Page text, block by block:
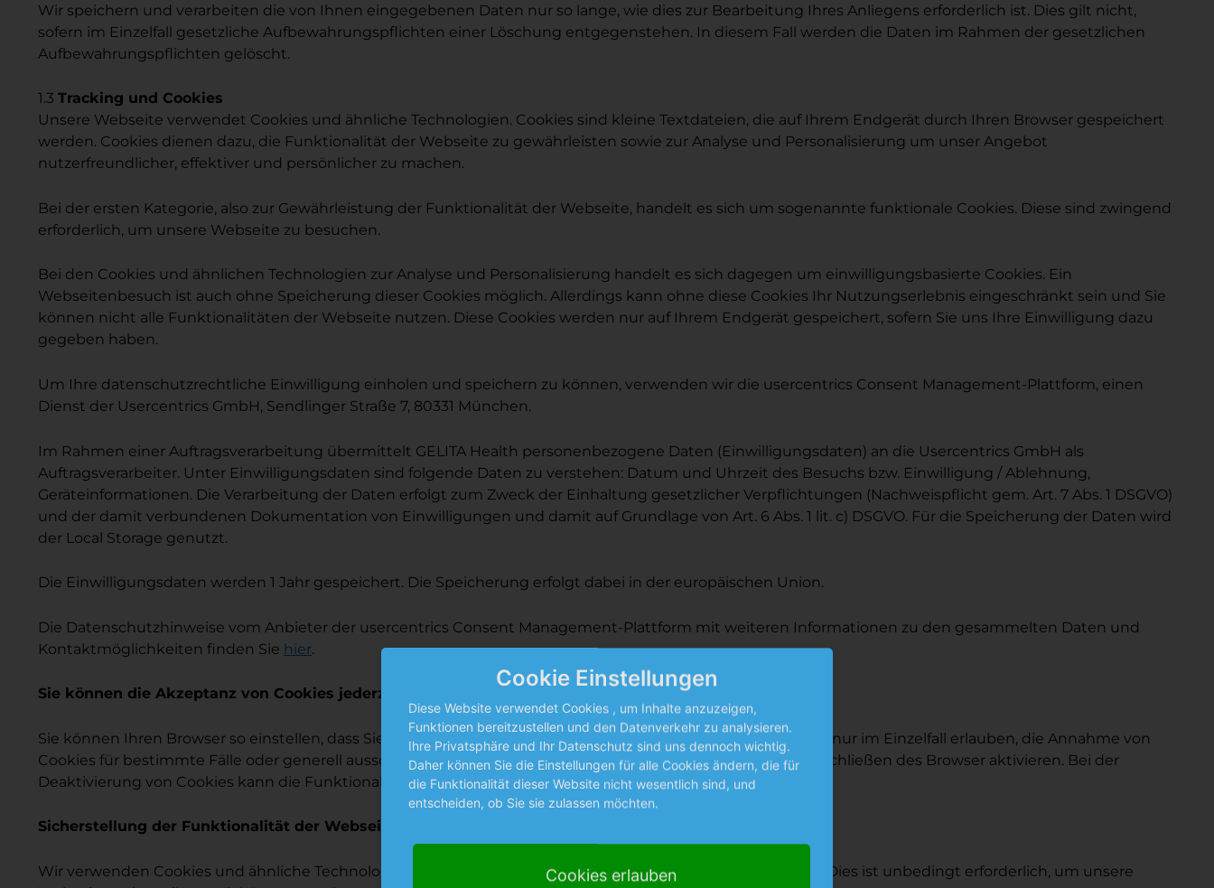
Wir speichern und verarbeiten die von Ihnen eingegebenen Daten nur so lange, wie dies zur Bearbeitung Ihres Anliegens erforderlich ist. Dies gilt nicht,
sofern im Einzelfall gesetzliche Aufbewahrungspflichten einer Löschung entgegenstehen. In diesem Fall werden die Daten im Rahmen der gesetzlichen
Aufbewahrungspflichten gelöscht.
1.3 Tracking und Cookies
Unsere Webseite verwendet Cookies und ähnliche Technologien. Cookies sind kleine Textdateien, die auf Ihrem Endgerät durch Ihren Browser gespeichert
werden. Cookies dienen dazu, die Funktionalität der Webseite zu gewährleisten sowie zur Analyse und Personalisierung um unser Angebot
nutzerfreundlicher, effektiver und persönlicher zu machen.
Bei der ersten Kategorie, also zur Gewährleistung der Funktionalität der Webseite, handelt es sich um sogenannte funktionale Cookies. Diese sind zwingend
erforderlich, um unsere Webseite zu besuchen.
Bei den Cookies und ähnlichen Technologien zur Analyse und Personalisierung handelt es sich dagegen um einwilligungsbasierte Cookies. Ein
Webseitenbesuch ist auch ohne Speicherung dieser Cookies möglich. Allerdings kann ohne diese Cookies Ihr Nutzungserlebnis eingeschränkt sein und Sie
können nicht alle Funktionalitäten der Webseite nutzen. Diese Cookies werden nur auf Ihrem Endgerät gespeichert, sofern Sie uns Ihre Einwilligung dazu
gegeben haben.
Um Ihre datenschutzrechtliche Einwilligung einholen und speichern zu können, verwenden wir die usercentrics Consent Management-Plattform, einen
Dienst der Usercentrics GmbH, Sendlinger Straße 7, 80331 München.
Im Rahmen einer Auftragsverarbeitung übermittelt GELITA Health personenbezogene Daten (Einwilligungsdaten) an die Usercentrics GmbH als
Auftragsverarbeiter. Unter Einwilligungsdaten sind folgende Daten zu verstehen: Datum und Uhrzeit des Besuchs bzw. Einwilligung / Ablehnung,
Geräteinformationen. Die Verarbeitung der Daten erfolgt zum Zweck der Einhaltung gesetzlicher Verpflichtungen (Nachweispflicht gem. Art. 7 Abs. 1 DSGVO)
und der damit verbundenen Dokumentation von Einwilligungen und damit auf Grundlage von Art. 6 Abs. 1 lit. c) DSGVO. Für die Speicherung der Daten wird
der Local Storage genutzt.
Die Einwilligungsdaten werden 1 Jahr gespeichert. Die Speicherung erfolgt dabei in der europäischen Union.
Die Datenschutzhinweise vom Anbieter der usercentrics Consent Management-Plattform mit weiteren Informationen zu den gesammelten Daten und
Kontaktmöglichkeiten finden Sie hier.
Sie können die Akzeptanz von Cookies jederzeit anpassen, indem Sie die Einstellungen
Sie können Ihren Browser so einstellen, dass Sie über das Setzen von Cookies informiert werden und Cookies nur im Einzelfall erlauben, die Annahme von
Cookies für bestimmte Fälle oder generell ausschließen sowie das automatische Löschen der Cookies beim Schließen des Browser aktivieren. Bei der
Deaktivierung von Cookies kann die Funktionalität dieser Webseite eingeschränkt sein.
Sicherstellung der Funktionalität der Webseite
Wir verwenden Cookies und ähnliche Technologien um die Funktionalität unserer Webseite sicherzustellen. Dies ist unbedingt erforderlich, um unsere
Cookie Einstellungen
Diese Website verwendet Cookies , um Inhalte anzuzeigen,
Funktionen bereitzustellen und den Datenverkehr zu analysieren.
Ihre Privatsphäre und Ihr Datenschutz sind uns dennoch wichtig.
Daher können Sie die Einstellungen für alle Cookies ändern, die für
die Funktionalität dieser Website nicht wesentlich sind, und
entscheiden, ob Sie sie zulassen möchten.
Cookies erlauben